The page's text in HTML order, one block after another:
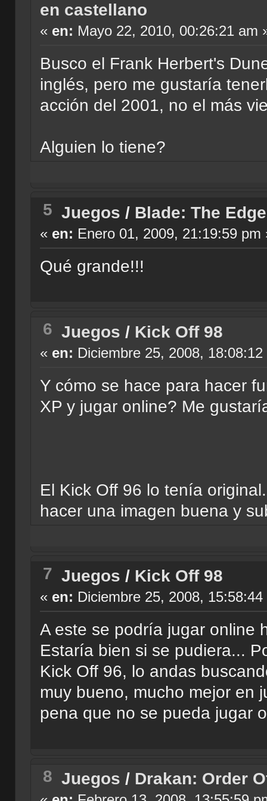
en castellano
« en: Mayo 22, 2010, 00:26:21 am
Busco el Frank Herbert's
inglés, pero me gustaría
acción del 2001, no el más
Alguien lo tiene?
5 Juegos / Blade: The
« en: Enero 01, 2009, 21:19:59 pm
Qué grande!!!
6 Juegos / Kick Off 98
« en: Diciembre 25, 2008, 18:08:12
Y cómo se hace para hacer
XP y jugar online? Me
El Kick Off 96 lo tenía
hacer una imagen buena y
7 Juegos / Kick Off 98
« en: Diciembre 25, 2008, 15:58:44
A este se podría jugar online
Estaría bien si se pudiera...
Kick Off 96, lo andas
muy bueno, mucho mejor en
pena que no se pueda jugar
8 Juegos / Drakan: Order